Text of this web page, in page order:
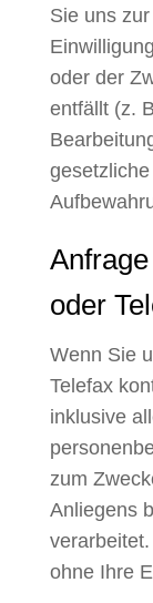
Sie uns
oder der
entfällt (z.
oder
Wenn Sie
Telefax
inklusive
zum
Anliegens
ohne Ihre